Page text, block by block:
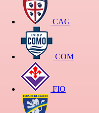
CAG
COM
FIO